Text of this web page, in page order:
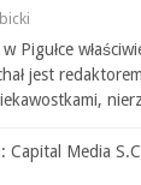
Pigułce
jest
Capital Media